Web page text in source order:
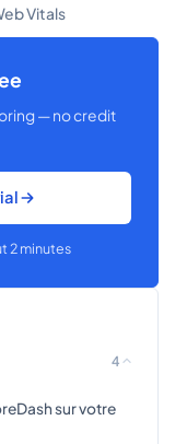
Vitals
— no credit
2 minutes
4
sur votre